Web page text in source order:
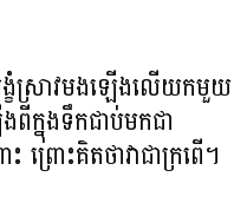
ខំស្រាវមងឡើងលើយកមួយ
ក្នុងទឹកជាប់មកជា
រោះគិតថាវាជាក្រពើ។